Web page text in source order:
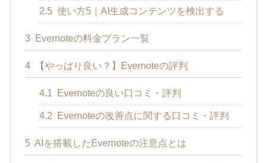
2.5 使い方5｜AI生成コンテンツを検出する
3 Evernoteの料金プラン一覧
4 【やっぱり良い？】Evernoteの評判
4.1 Evernoteの良い口コミ・評判
4.2 Evernoteの改善点に関する口コミ・評判
5 AIを搭載したEvernoteの注意点とは